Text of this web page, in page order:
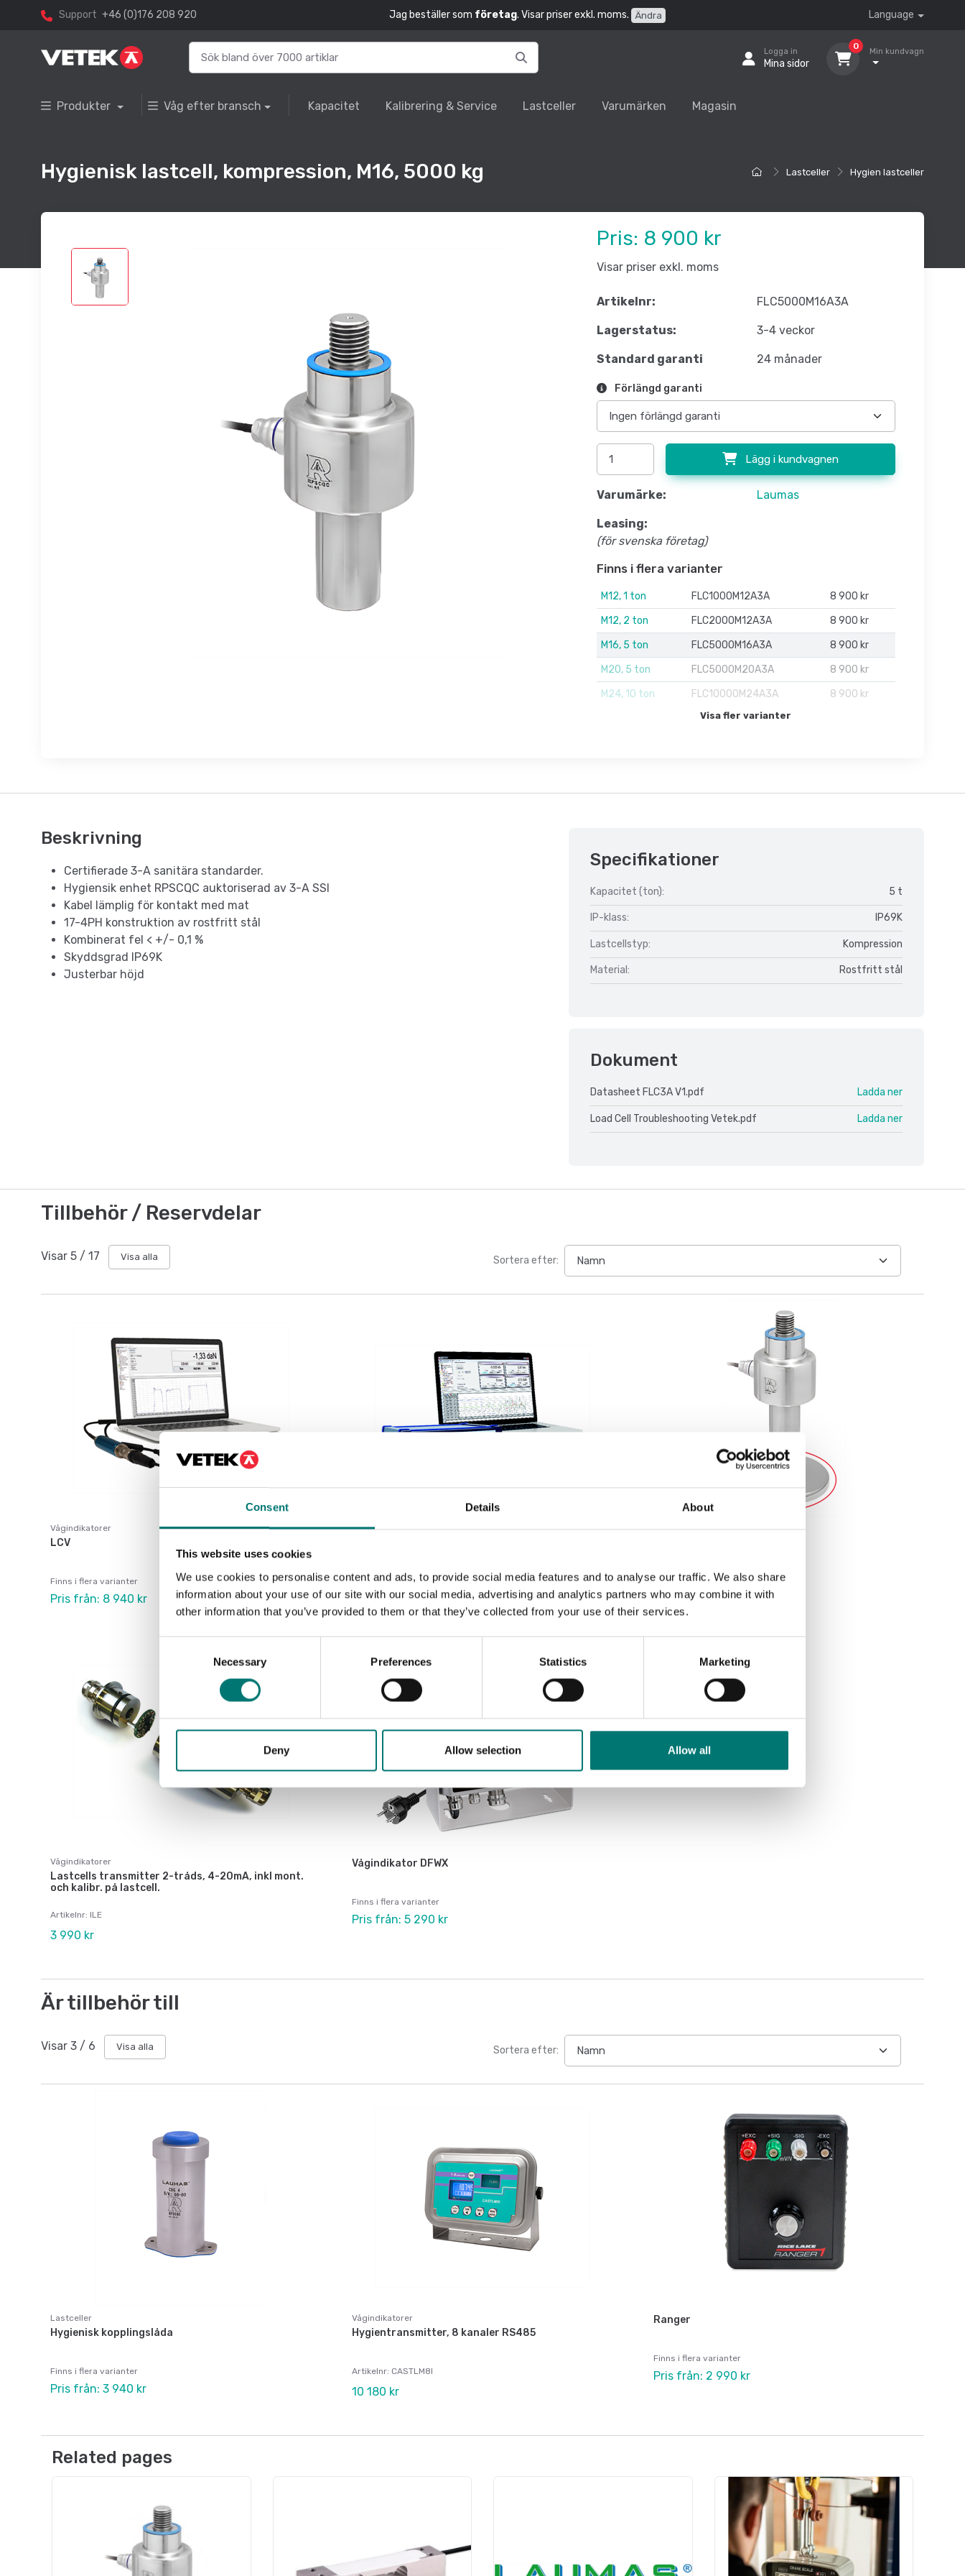
Consent Details About
This website uses cookies
We use cookies to personalise content and ads, to provide social media features and to analyse our traffic. We also share
information about your use of our site with our social media, advertising and analytics partners who may combine it with
other information that you’ve provided to them or that they’ve collected from your use of their services.
Necessary Preferences Statistics Marketing
Deny Allow selection Allow all
Support +46 (0)176 208 920 Jag beställer som företag. Visar priser exkl. moms. Ändra Language
Logga in
Mina sidor
0
Min kundvagn
Produkter Våg efter bransch Kapacitet Kalibrering & Service Lastceller Varumärken Magasin
Lastceller Hygien lastceller
Hygienisk lastcell, kompression, M16, 5000 kg
Pris: 8 900 kr
Visar priser exkl. moms
Artikelnr: FLC5000M16A3A
Lagerstatus: 3-4 veckor
Standard garanti 24 månader
Förlängd garanti
Lägg i kundvagnen
Varumärke: Laumas
Leasing:
(för svenska företag)
Finns i flera varianter
M12, 1 ton FLC1000M12A3A
8 900 kr
M12, 2 ton
FLC2000M12A3A
8 900 kr
M16, 5 ton
FLC5000M16A3A
8 900 kr
M20, 5 ton
FLC5000M20A3A
8 900 kr
M24, 10 ton
FLC10000M24A3A 8 900 kr
Visa fler varianter
Beskrivning
​​​​​​Certifierade 3-A sanitära standarder.
Hygiensik enhet RPSCQC auktoriserad av 3-A SSI
Kabel lämplig för kontakt med mat
17-4PH konstruktion av rostfritt stål
Kombinerat fel < +/- 0,1 %
Skyddsgrad IP69K
Justerbar höjd
Specifikationer
Kapacitet (ton): 5 t
IP-klass: IP69K
Lastcellstyp: Kompression
Material: Rostfritt stål
Dokument
Datasheet FLC3A V1.pdf Ladda ner
Load Cell Troubleshooting Vetek.pdf Ladda ner
Tillbehör / Reservdelar
Visar 5 / 17 Visa alla Sortera efter:
Vågindikatorer
LCV
Finns i flera varianter
Pris från: 8 940 kr
Vågindikatorer
Artikelnr: SI-USB3
12 490 kr
Lastceller
Finns i flera varianter
Pris från: 2 350 kr
Vågindikatorer
Lastcells transmitter 2-tråds, 4-20mA, inkl mont.
och kalibr. på lastcell.
Artikelnr: ILE
3 990 kr
Vågindikator DFWX
Finns i flera varianter
Pris från: 5 290 kr
Är tillbehör till
Visar 3 / 6 Visa alla Sortera efter:
Lastceller
Hygienisk kopplingslåda
Finns i flera varianter
Pris från: 3 940 kr
Vågindikatorer
Hygientransmitter, 8 kanaler RS485
Artikelnr: CASTLM8I
10 180 kr
Ranger
Finns i flera varianter
Pris från: 2 990 kr
Related pages